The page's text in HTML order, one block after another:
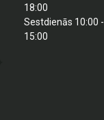
18:00
Sestdienās 10:00 -
15:00